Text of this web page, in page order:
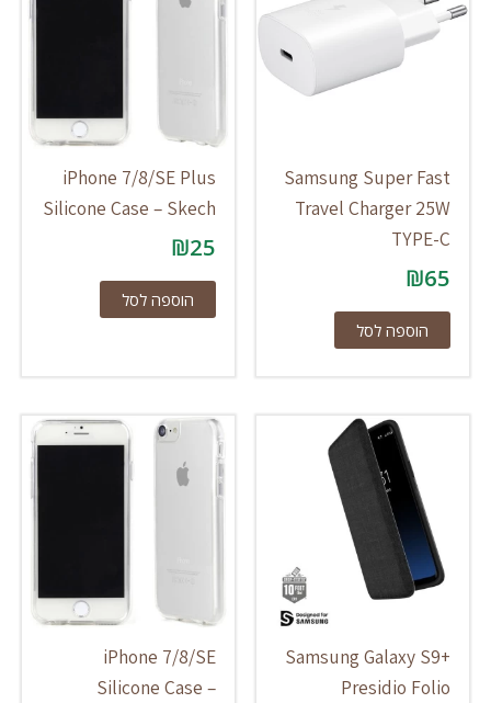
Samsung Super Fast
Travel Charger 25W
TYPE-C
₪65
הוספה לסל
iPhone 7/8/SE Plus
Silicone Case – Skech
₪25
הוספה לסל
Samsung Galaxy S9+
Presidio Folio
iPhone 7/8/SE
Silicone Case –